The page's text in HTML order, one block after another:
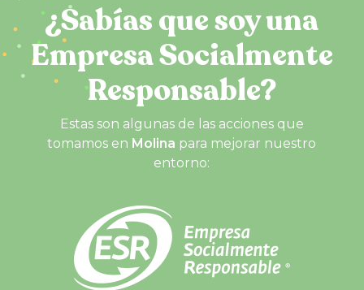
¿Sabías que soy una
Empresa Socialmente
Responsable?
Estas son algunas de las acciones que
tomamos en Molina para mejorar nuestro
entorno: